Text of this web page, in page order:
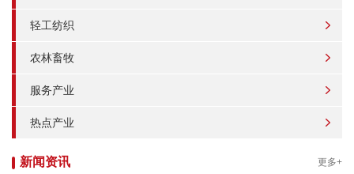
轻工纺织
农林畜牧
服务产业
热点产业
新闻资讯 更多+